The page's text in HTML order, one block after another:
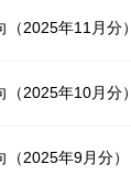
2025年11月分）
2025年10月分）
2025年9月分）